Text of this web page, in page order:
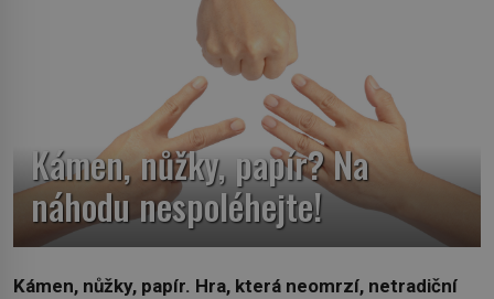
Kámen, nůžky, papír? Na
náhodu nespoléhejte!
Kámen, nůžky, papír. Hra, která neomrzí, netradiční